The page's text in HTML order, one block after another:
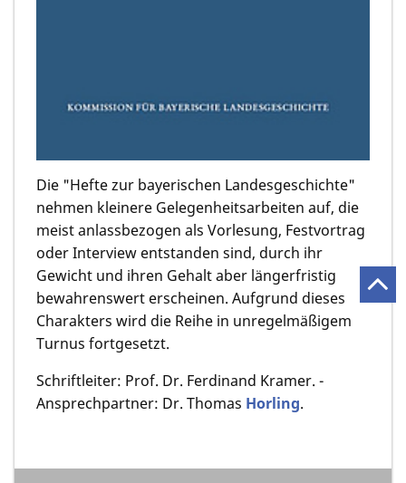
Die "Hefte zur bayerischen Landesgeschichte"
nehmen kleinere Gelegenheitsarbeiten auf, die
meist anlassbezogen als Vorlesung, Festvortrag
oder Interview entstanden sind, durch ihr
Gewicht und ihren Gehalt aber längerfristig
bewahrenswert erscheinen. Aufgrund dieses
Charakters wird die Reihe in unregelmäßigem
Turnus fortgesetzt.
Schriftleiter: Prof. Dr. Ferdinand Kramer. -
Ansprechpartner: Dr. Thomas Horling.